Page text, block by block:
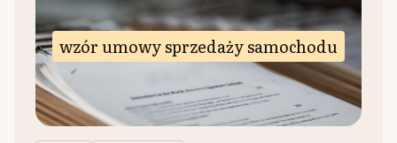
wzór umowy sprzedaży samochodu